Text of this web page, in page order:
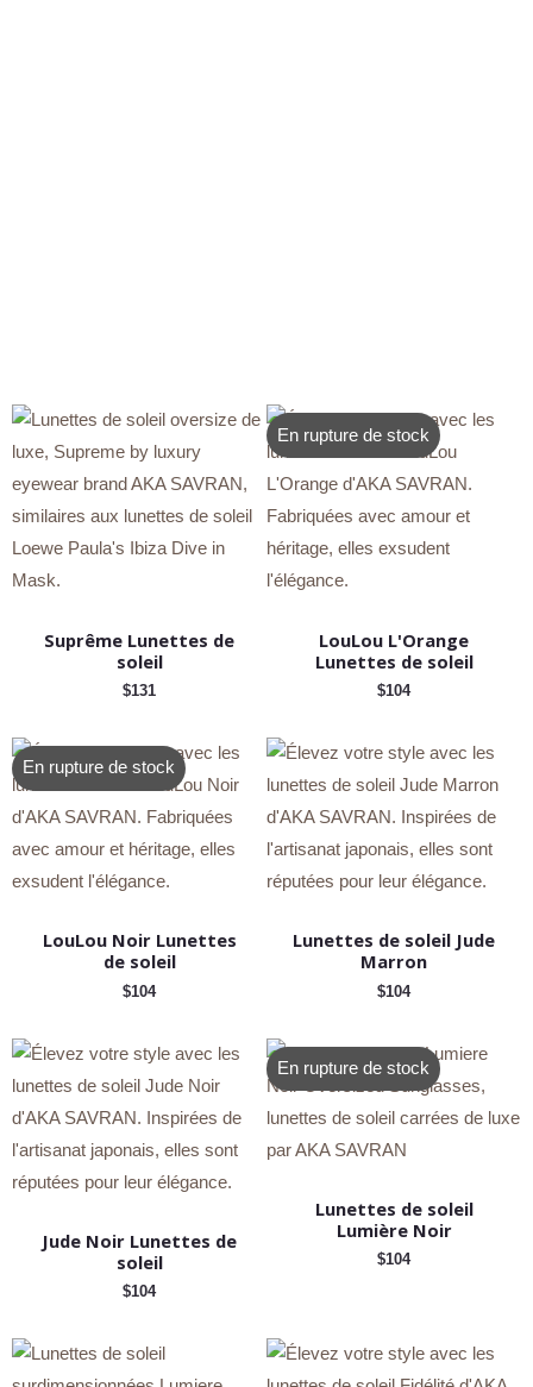
Suprême Lunettes de
soleil
$131
En rupture de stock
LouLou L'Orange
Lunettes de soleil
$104
En rupture de stock
LouLou Noir Lunettes
de soleil
$104
Lunettes de soleil Jude
Marron
$104
Jude Noir Lunettes de
soleil
$104
En rupture de stock
Lunettes de soleil
Lumière Noir
$104